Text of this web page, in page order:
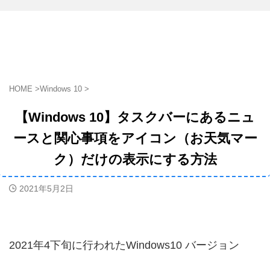
HOME >Windows 10 >
【Windows 10】タスクバーにあるニュ
ースと関心事項をアイコン（お天気マー
ク）だけの表示にする方法
2021年5月2日
2021年4下旬に行われたWindows10 バージョン